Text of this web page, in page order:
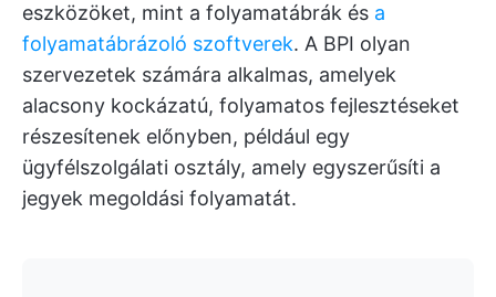
eszközöket, mint a folyamatábrák és a
folyamatábrázoló szoftverek. A BPI olyan
szervezetek számára alkalmas, amelyek
alacsony kockázatú, folyamatos fejlesztéseket
részesítenek előnyben, például egy
ügyfélszolgálati osztály, amely egyszerűsíti a
jegyek megoldási folyamatát.